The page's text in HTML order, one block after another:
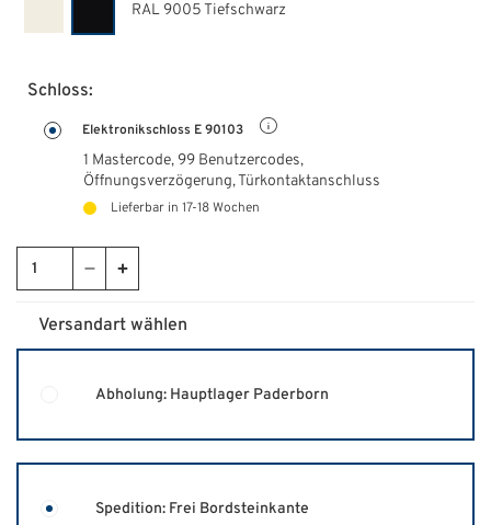
RAL 9005 Tiefschwarz
Schloss:
Elektronikschloss E 90103
1 Mastercode, 99 Benutzercodes,
Öffnungsverzögerung, Türkontaktanschluss
Lieferbar in 17-18 Wochen
Versandart wählen
Abholung: Hauptlager Paderborn
Spedition: Frei Bordsteinkante